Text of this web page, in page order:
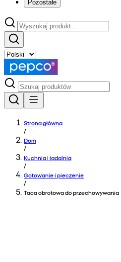
Pozostałe
Strona główna
/
Dom
/
Kuchnia i jadalnia
/
Gotowanie i pieczenie
/
Taca obrotowa do przechowywania